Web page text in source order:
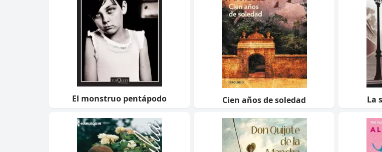
El monstruo pentápodo Cien años de soledad La